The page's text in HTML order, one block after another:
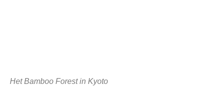
Het Bamboo Forest in Kyoto